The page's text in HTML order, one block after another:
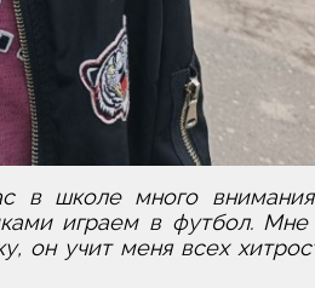
школе много внимания
играем в футбол. Мне
он учит меня всех